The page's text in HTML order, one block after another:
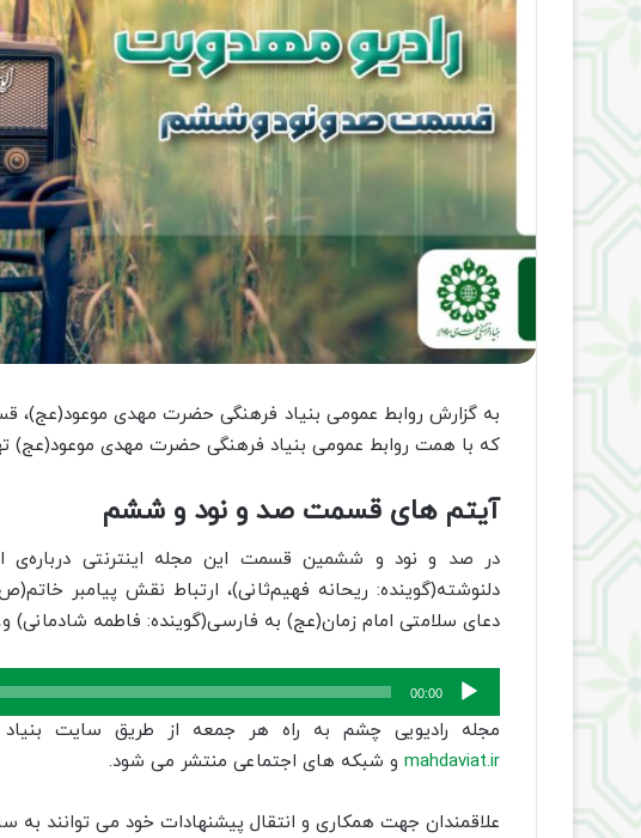
به گزارش روابط عمومی بنیاد فرهنگی حضرت مهدی
که با همت روابط عمومی بنیاد فرهنگی حضرت مهدی موعود(عج)
آیتم های قسمت صد و نود و ششم
در صد و نود و ششمین قسمت این مجله اینترنتی درباره‌ی
دلنوشته‌(گوینده: ریحانه فهیم‌ثانی)، ارتباط نقش پیامبر
دعای سلامتی امام زمان(عج) به فارسی(گوینده: فاطمه
پخش‌کننده
صوت
00:00
مجله رادیویی چشم به راه هر جمعه از طریق سایت
mahdaviat.ir و شبکه های اجتماعی منتشر می شود.
علاقمندان جهت همکاری و انتقال پیشنهادات خود می توانند به سامانه پیامکی ۱۰۰۰۰۰۱۲